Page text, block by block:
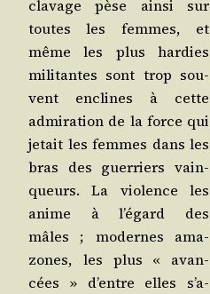
cla­vage pèse ain­si sur
toutes les femmes, et
même les plus har­dies
mili­tantes sont trop sou­
vent enclines à cette
admi­ra­tion de la force qui
jetait les femmes dans les
bras des guer­riers vain­
queurs. La vio­lence les
anime à l’é­gard des
mâles ; modernes ama­
zones, les plus « avan­
cées » d’entre elles s’a­